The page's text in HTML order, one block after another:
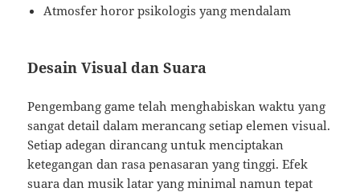
Atmosfer horor psikologis yang mendalam
Desain Visual dan Suara
Pengembang game telah menghabiskan waktu yang
sangat detail dalam merancang setiap elemen visual.
Setiap adegan dirancang untuk menciptakan
ketegangan dan rasa penasaran yang tinggi. Efek
suara dan musik latar yang minimal namun tepat